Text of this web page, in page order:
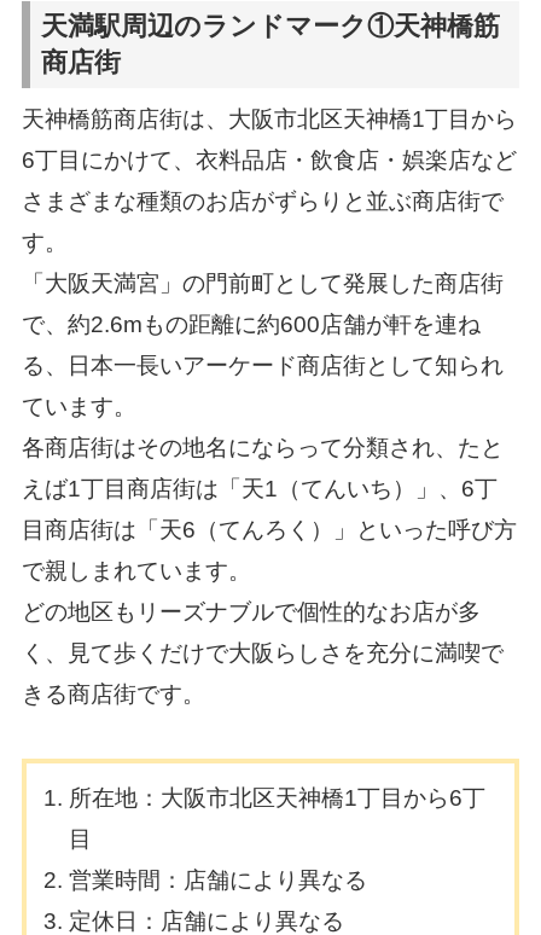
天満駅周辺のランドマーク①天神橋筋
商店街
天神橋筋商店街は、大阪市北区天神橋1丁目から
6丁目にかけて、衣料品店・飲食店・娯楽店など
さまざまな種類のお店がずらりと並ぶ商店街で
す。
「大阪天満宮」の門前町として発展した商店街
で、約2.6mもの距離に約600店舗が軒を連ね
る、日本一長いアーケード商店街として知られ
ています。
各商店街はその地名にならって分類され、たと
えば1丁目商店街は「天1（てんいち）」、6丁
目商店街は「天6（てんろく）」といった呼び方
で親しまれています。
どの地区もリーズナブルで個性的なお店が多
く、見て歩くだけで大阪らしさを充分に満喫で
きる商店街です。
所在地：大阪市北区天神橋1丁目から6丁
目
営業時間：店舗により異なる
定休日：店舗により異なる